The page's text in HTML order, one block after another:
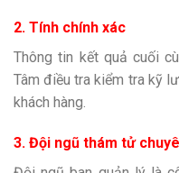
2. Tính chính xác
Thông tin kết quả cuối
Tâm điều tra kiểm tra kỹ
khách hàng.
3. Đội ngũ thám tử